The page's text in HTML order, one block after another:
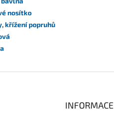
nosítko
,křížení popruhů
INFORMACE